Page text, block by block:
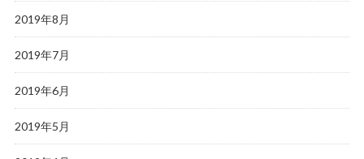
2019年8月
2019年7月
2019年6月
2019年5月